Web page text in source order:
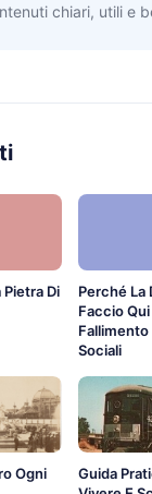
chiari, utili e
Pietra Di
Perché La
Faccio
Sociali
Ogni
Guida